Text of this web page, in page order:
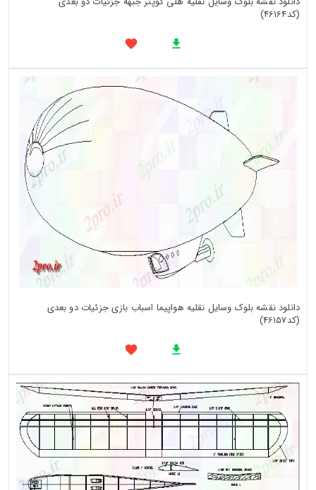
(کد46164)
دانلود نقشه بلوک وسایل نقلیه هواپیما اسباب بازی جزئیات دو بعدی
(کد46157)